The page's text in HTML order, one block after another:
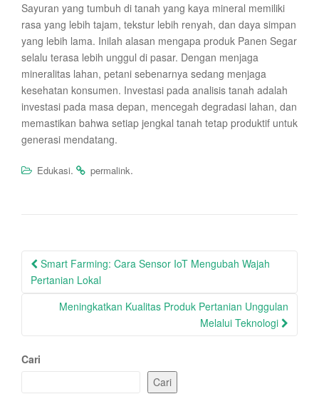
Sayuran yang tumbuh di tanah yang kaya mineral memiliki
rasa yang lebih tajam, tekstur lebih renyah, dan daya simpan
yang lebih lama. Inilah alasan mengapa produk Panen Segar
selalu terasa lebih unggul di pasar. Dengan menjaga
mineralitas lahan, petani sebenarnya sedang menjaga
kesehatan konsumen. Investasi pada analisis tanah adalah
investasi pada masa depan, mencegah degradasi lahan, dan
memastikan bahwa setiap jengkal tanah tetap produktif untuk
generasi mendatang.
Edukasi. permalink.
Post
navigation
Smart Farming: Cara Sensor IoT Mengubah Wajah
Pertanian Lokal
Meningkatkan Kualitas Produk Pertanian Unggulan
Melalui Teknologi
Cari
Cari